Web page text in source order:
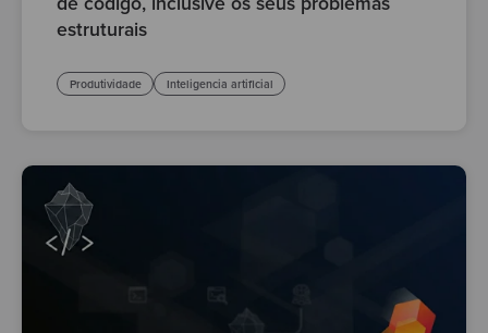
estruturais
Produtividade Inteligencia artificial